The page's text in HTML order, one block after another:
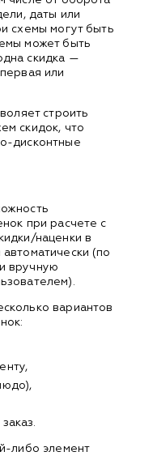
даты или
схемы могут быть
может быть
скидка —
или
строить
скидок, что
дисконтные
при расчете с
наценки в
(по
вручную
вариантов
либо элемент